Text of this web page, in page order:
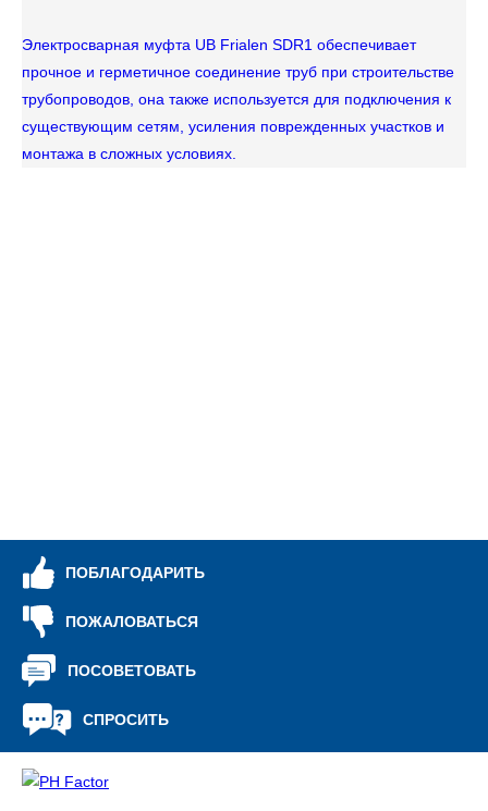
Электросварная муфта UB Frialen SDR1 обеспечивает
прочное и герметичное соединение труб при строительстве
трубопроводов, она также используется для подключения к
существующим сетям, усиления поврежденных участков и
монтажа в сложных условиях.
ПОБЛАГОДАРИТЬ
ПОЖАЛОВАТЬСЯ
ПОСОВЕТОВАТЬ
СПРОСИТЬ